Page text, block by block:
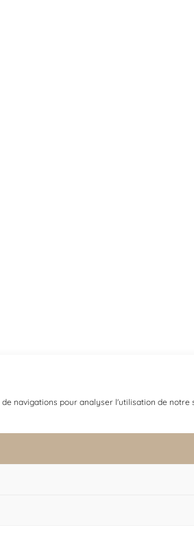
navigations pour analyser l'utilisation de